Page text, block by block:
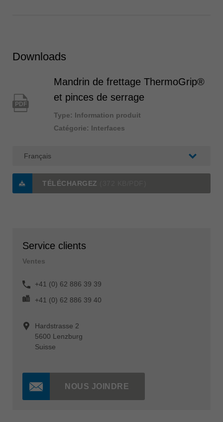
Downloads
PDF
Mandrin de frettage ThermoGrip®
et pinces de serrage
Type: Information produit
Catégorie: Interfaces
TÉLÉCHARGEZ
Service clients
Ventes
+41 (0) 62 886 39 39
+41 (0) 62 886 39 40
Hardstrasse 2
5600 Lenzburg
Suisse
NOUS JOINDRE